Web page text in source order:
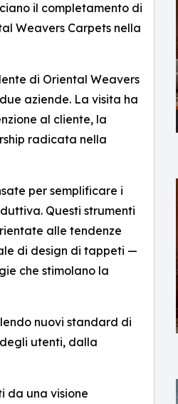
il completamento di
Weavers Carpets nella
di Oriental Weavers
aziende. La visita ha
al cliente, la
radicata nella
per semplificare i
Questi strumenti
alle tendenze
di design di tappeti —
che stimolano la
nuovi standard di
utenti, dalla
da una visione